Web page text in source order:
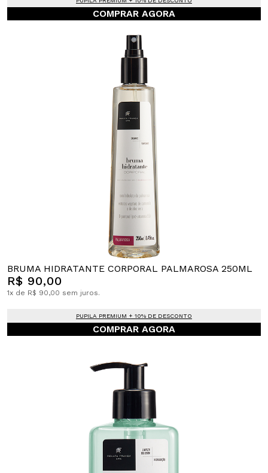
COMPRAR AGORA
BRUMA HIDRATANTE CORPORAL PALMAROSA 250ML
R$ 90,00
1x de R$ 90,00 sem juros.
PUPILA PREMIUM + 10% DE DESCONTO
COMPRAR AGORA